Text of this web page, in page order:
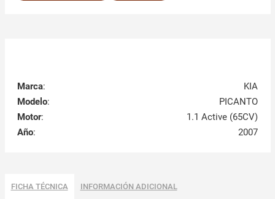
Marca:
KIA
Modelo:
PICANTO
Motor:
1.1 Active (65CV)
Año: 2007
FICHA TÉCNICA INFORMACIÓN ADICIONAL